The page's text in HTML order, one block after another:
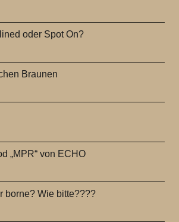
oder Spot On?
Braunen
„MPR“ von ECHO
borne? Wie bitte????